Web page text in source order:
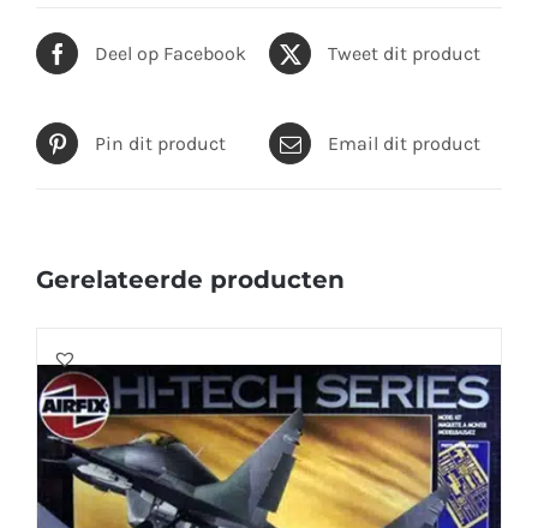
Deel op Facebook Tweet dit product
Pin dit product Email dit product
Gerelateerde producten